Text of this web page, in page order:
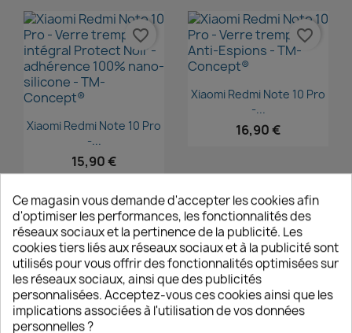
Aperçu rapide
Xiaomi Redmi Note 10 Pro
-...
15,90 €
favorite_border
Aperçu rapide
Xiaomi Redmi Note 10 Pro
-...
16,90 €
favorite_border
Aperçu rapide
Xiaomi Redmi Note 10 Pro
-...
14,90 €
favorite_border
Aperçu rapide
Xiaomi Redmi Note 10
favorite_border
Ce magasin vous demande d'accepter les cookies afin
d'optimiser les performances, les fonctionnalités des
réseaux sociaux et la pertinence de la publicité. Les
cookies tiers liés aux réseaux sociaux et à la publicité sont
utilisés pour vous offrir des fonctionnalités optimisées sur
les réseaux sociaux, ainsi que des publicités
personnalisées. Acceptez-vous ces cookies ainsi que les
implications associées à l'utilisation de vos données
personnelles ?